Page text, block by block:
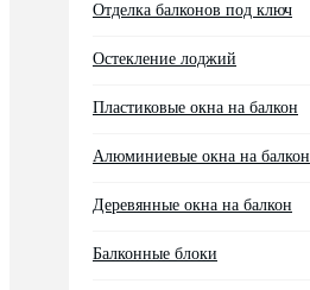
Отделка балконов под ключ
Остекление лоджий
Пластиковые окна на балкон
Алюминиевые окна на балкон
Деревянные окна на балкон
Балконные блоки